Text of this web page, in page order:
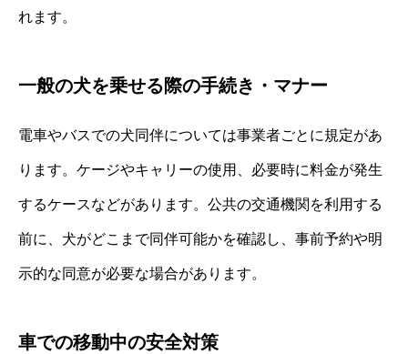
れます。
一般の犬を乗せる際の手続き・マナー
電車やバスでの犬同伴については事業者ごとに規定があ
ります。ケージやキャリーの使用、必要時に料金が発生
するケースなどがあります。公共の交通機関を利用する
前に、犬がどこまで同伴可能かを確認し、事前予約や明
示的な同意が必要な場合があります。
車での移動中の安全対策